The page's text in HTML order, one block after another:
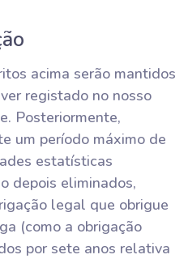
acima serão mantidos
registado no nosso
Posteriormente,
um período máximo de
estatísticas
depois eliminados,
legal que obrigue
(como a obrigação
por sete anos relativa